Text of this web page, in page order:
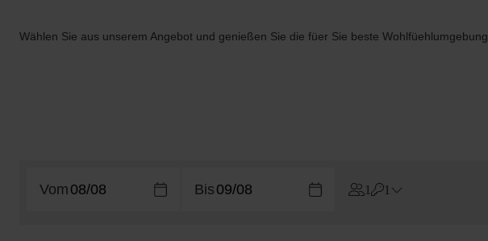
Wählen Sie aus unserem Angebot und genießen Sie die füer Sie beste Wohlfüehlumgebung
Vom Bis 1 1